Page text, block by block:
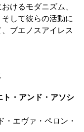
けるモダニズム、
して彼らの活動に
ブエノスアイレス
・アンド・アソシ
エヴァ・ペロン・